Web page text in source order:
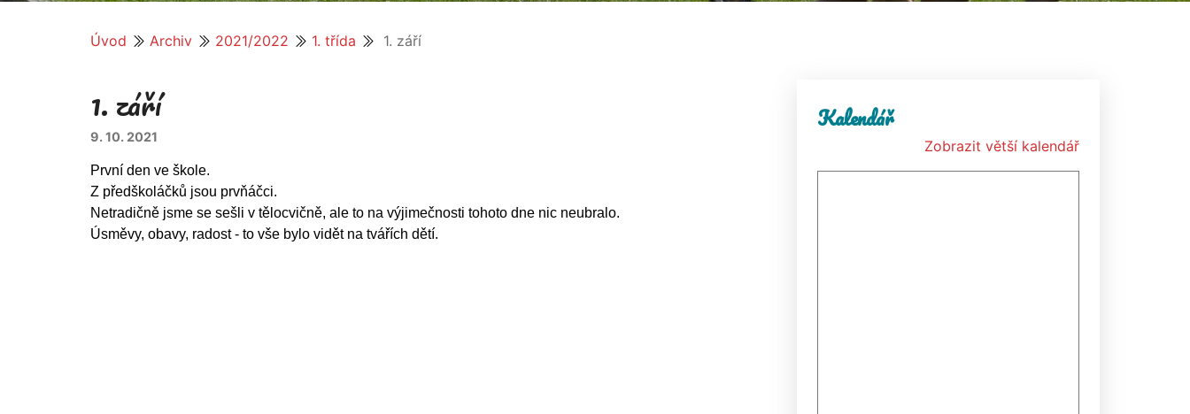
Úvod Archiv 2021/2022 1. třída 1. září
1. září
9. 10. 2021
První den ve škole.
Z předškoláčků jsou prvňáčci.
Netradičně jsme se sešli v tělocvičně, ale to na výjimečnosti tohoto dne nic neubralo.
Úsměvy, obavy, radost - to vše bylo vidět na tvářích dětí.
Kalendář
Zobrazit větší kalendář